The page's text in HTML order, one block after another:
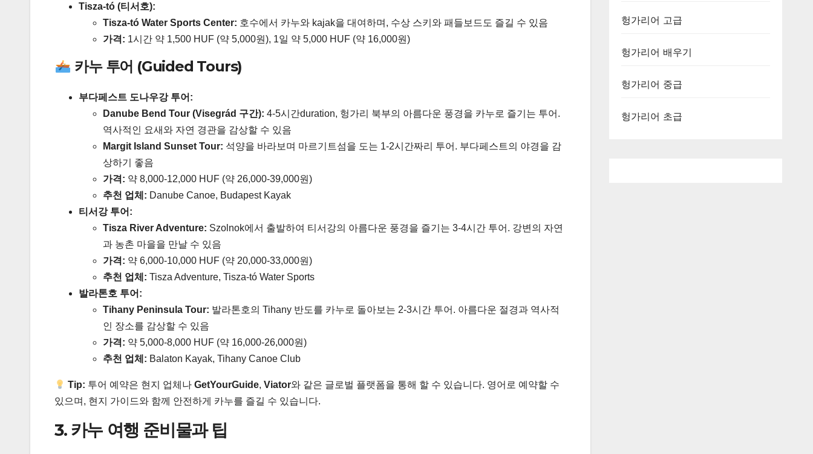
Tisza-tó (티서호):
Tisza-tó Water Sports Center: 호수에서 카누와 kajak을 대여하며, 수상 스키와 패들보드도 즐길 수 있음
가격: 1시간 약 1,500 HUF (약 5,000원), 1일 약 5,000 HUF (약 16,000원)
카누 투어 (Guided Tours)
부다페스트 도나우강 투어:
Danube Bend Tour (Visegrád 구간): 4-5시간duration, 헝가리 북부의 아름다운 풍경을 카누로 즐기는 투어.
역사적인 요새와 자연 경관을 감상할 수 있음
Margit Island Sunset Tour: 석양을 바라보며 마르기트섬을 도는 1-2시간짜리 투어. 부다페스트의 야경을 감
상하기 좋음
가격: 약 8,000-12,000 HUF (약 26,000-39,000원)
추천 업체: Danube Canoe, Budapest Kayak
티서강 투어:
Tisza River Adventure: Szolnok에서 출발하여 티서강의 아름다운 풍경을 즐기는 3-4시간 투어. 강변의 자연
과 농촌 마을을 만날 수 있음
가격: 약 6,000-10,000 HUF (약 20,000-33,000원)
추천 업체: Tisza Adventure, Tisza-tó Water Sports
발라톤호 투어:
Tihany Peninsula Tour: 발라톤호의 Tihany 반도를 카누로 돌아보는 2-3시간 투어. 아름다운 절경과 역사적
인 장소를 감상할 수 있음
가격: 약 5,000-8,000 HUF (약 16,000-26,000원)
추천 업체: Balaton Kayak, Tihany Canoe Club
Tip: 투어 예약은 현지 업체나GetYourGuide,Viator와 같은 글로벌 플랫폼을 통해 할 수 있습니다. 영어로 예약할 수
있으며, 현지 가이드와 함께 안전하게 카누를 즐길 수 있습니다.
3. 카누 여행 준비물과 팁
헝가리어 고급
헝가리어 배우기
헝가리어 중급
헝가리어 초급